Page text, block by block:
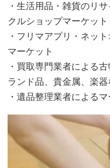
・生活用品・雑貨のリ
クルショップマーケット
・フリマアプリ・ネッ
マーケット
・買取専門業者による
ランド品、貴金属、楽
・遺品整理業者によるマ